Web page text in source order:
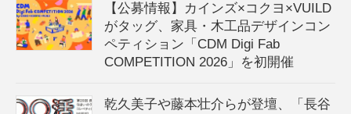
【公募情報】カインズ×コクヨ×VUILD
がタッグ、家具・木工品デザインコン
ペティション「CDM Digi Fab
COMPETITION 2026」を初開催
乾久美子や藤本壮介らが登壇、「長谷